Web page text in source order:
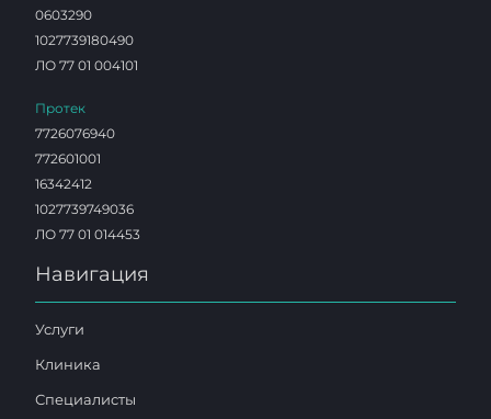
0603290
1027739180490
ЛО 77 01 004101
Протек
7726076940
772601001
16342412
1027739749036
ЛО 77 01 014453
Навигация
Услуги
Клиника
Специалисты